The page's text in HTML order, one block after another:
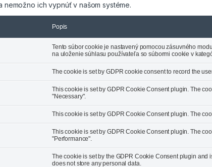
ich vypnúť v našom systéme.
Popis
Tento súbor cookie je nastavený pomocou zásuvného
na uloženie súhlasu používateľa so súbormi cookie v
The cookie is set by GDPR cookie consent to record the
This cookie is set by GDPR Cookie Consent plugin. The
"Necessary".
This cookie is set by GDPR Cookie Consent plugin. The
This cookie is set by GDPR Cookie Consent plugin. The
"Performance".
The cookie is set by the GDPR Cookie Consent plugin and
does not store any personal data.